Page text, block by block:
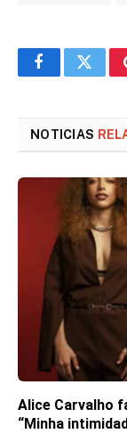
Facebook
NOTICIAS
Alice Carvalho
“Minha